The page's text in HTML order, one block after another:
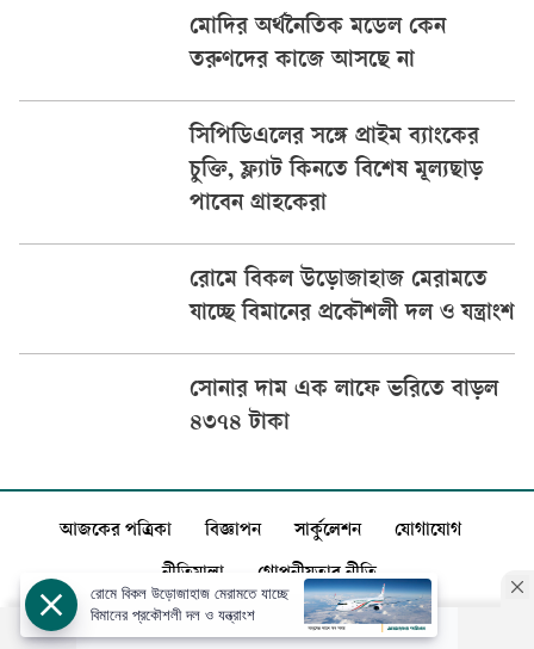
মোদির অর্থনৈতিক মডেল কেন
তরুণদের কাজে আসছে না
সিপিডিএলের সঙ্গে প্রাইম ব্যাংকের
চুক্তি, ফ্ল্যাট কিনতে বিশেষ মূল্যছাড়
পাবেন গ্রাহকেরা
রোমে বিকল উড়োজাহাজ মেরামতে
যাচ্ছে বিমানের প্রকৌশলী দল ও যন্ত্রাংশ
সোনার দাম এক লাফে ভরিতে বাড়ল
৪৩৭৪ টাকা
আজকের পত্রিকা বিজ্ঞাপন সার্কুলেশন যোগাযোগ
নীতিমালা গোপনীয়তার নীতি
রোমে বিকল উড়োজাহাজ মেরামতে যাচ্ছে
বিমানের প্রকৌশলী দল ও যন্ত্রাংশ